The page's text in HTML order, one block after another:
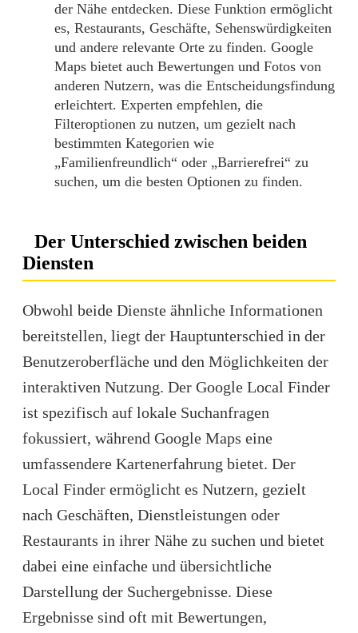
der Nähe entdecken. Diese Funktion ermöglicht
es, Restaurants, Geschäfte, Sehenswürdigkeiten
und andere relevante Orte zu finden. Google
Maps bietet auch Bewertungen und Fotos von
anderen Nutzern, was die Entscheidungsfindung
erleichtert. Experten empfehlen, die
Filteroptionen zu nutzen, um gezielt nach
bestimmten Kategorien wie
„Familienfreundlich“ oder „Barrierefrei“ zu
suchen, um die besten Optionen zu finden.
Der Unterschied zwischen beiden
Diensten
Obwohl beide Dienste ähnliche Informationen
bereitstellen, liegt der Hauptunterschied in der
Benutzeroberfläche und den Möglichkeiten der
interaktiven Nutzung. Der Google Local Finder
ist spezifisch auf lokale Suchanfragen
fokussiert, während Google Maps eine
umfassendere Kartenerfahrung bietet. Der
Local Finder ermöglicht es Nutzern, gezielt
nach Geschäften, Dienstleistungen oder
Restaurants in ihrer Nähe zu suchen und bietet
dabei eine einfache und übersichtliche
Darstellung der Suchergebnisse. Diese
Ergebnisse sind oft mit Bewertungen,